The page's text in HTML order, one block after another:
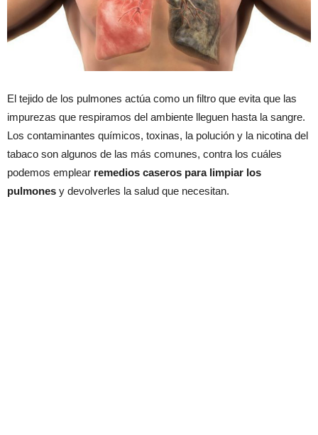
El tejido de los pulmones actúa como un filtro que evita que las
impurezas que respiramos del ambiente lleguen hasta la sangre.
Los contaminantes químicos, toxinas, la polución y la nicotina del
tabaco son algunos de las más comunes, contra los cuáles
podemos emplear remedios caseros para limpiar los
pulmones y devolverles la salud que necesitan.